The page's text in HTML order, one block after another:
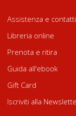
Assistenza e contatti
Libreria online
Prenota e ritira
Guida all'ebook
Gift Card
Iscriviti alla